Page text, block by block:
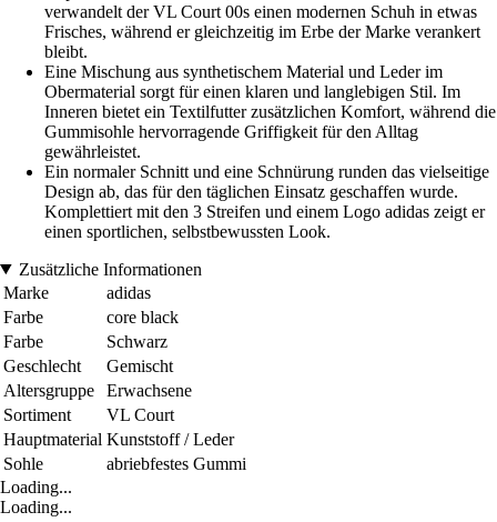
verwandelt der VL Court 00s einen modernen Schuh in etwas
Frisches, während er gleichzeitig im Erbe der Marke verankert
bleibt.
Eine Mischung aus synthetischem Material und Leder im
Obermaterial sorgt für einen klaren und langlebigen Stil. Im
Inneren bietet ein Textilfutter zusätzlichen Komfort, während die
Gummisohle hervorragende Griffigkeit für den Alltag
gewährleistet.
Ein normaler Schnitt und eine Schnürung runden das vielseitige
Design ab, das für den täglichen Einsatz geschaffen wurde.
Komplettiert mit den 3 Streifen und einem Logo adidas zeigt er
einen sportlichen, selbstbewussten Look.
Zusätzliche Informationen
Marke
adidas
Farbe
core black
Farbe
Schwarz
Geschlecht
Gemischt
Altersgruppe
Erwachsene
Sortiment
VL Court
Hauptmaterial Kunststoff / Leder
Sohle
abriebfestes Gummi
Loading...
Loading...